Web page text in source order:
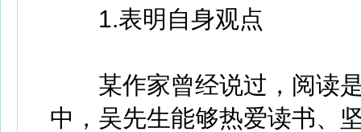
1.表明自身观点
某作家曾经说过，阅读是
中，吴先生能够热爱读书、